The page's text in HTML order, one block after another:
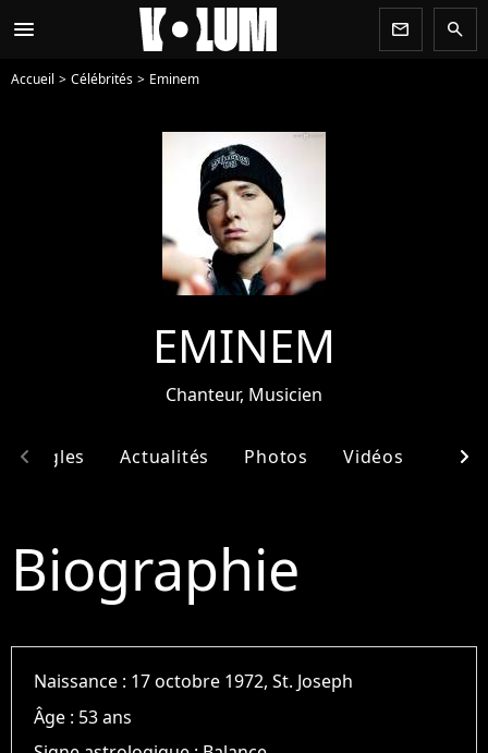
menu newsletter search
Accueil Célébrités Eminem
EMINEM
Chanteur, Musicien
Singles Actualités Photos Vidéos
chevron_left chevron_right
Biographie
Naissance : 17 octobre 1972, St. Joseph
Âge : 53 ans